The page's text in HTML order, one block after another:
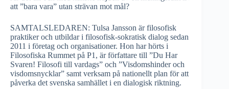
att ”bara vara” utan strävan mot mål?
SAMTALSLEDAREN: Tulsa Jansson är filosofisk
praktiker och utbildar i filosofisk-sokratisk dialog sedan
2011 i företag och organisationer. Hon har hörts i
Filosofiska Rummet på P1, är författare till ”Du Har
Svaren! Filosofi till vardags” och ”Visdomshinder och
visdomsnycklar” samt verksam på nationellt plan för att
påverka det svenska samhället i en dialogisk riktning.